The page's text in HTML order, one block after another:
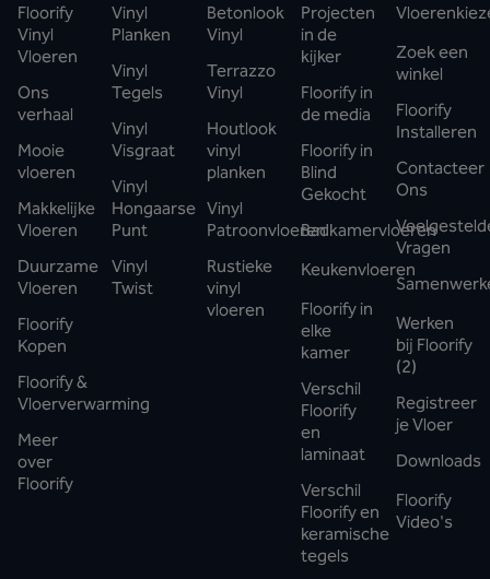
Floorify
Vinyl
Vloeren
Ons
verhaal
Mooie
vloeren
Makkelijke
Vloeren
Duurzame
Vloeren
Floorify
Kopen
Floorify &
Vloerverwarming
Meer
over
Floorify
Vinyl
Planken
Vinyl
Tegels
Vinyl
Visgraat
Vinyl
Hongaarse
Punt
Vinyl
Twist
Betonlook
Vinyl
Terrazzo
Vinyl
Houtlook
vinyl
planken
Vinyl
Patroonvloeren
Rustieke
vinyl
vloeren
Projecten
in de
kijker
Floorify in
de media
Floorify in
Blind
Gekocht
Badkamervloeren
Keukenvloeren
Floorify in
elke
kamer
Verschil
Floorify
en
laminaat
Verschil
Floorify en
keramische
tegels
Zoek een
winkel
Floorify
Installeren
Contacteer
Ons
Vragen
Werken
bij Floorify
(2)
Registreer
je Vloer
Downloads
Floorify
Video's